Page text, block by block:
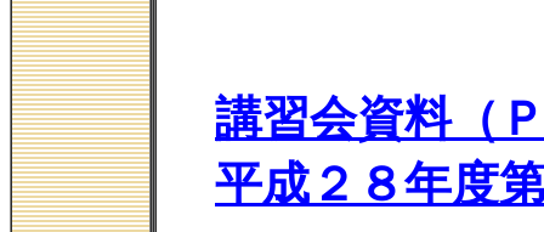
講習会資料（
平成２８年度